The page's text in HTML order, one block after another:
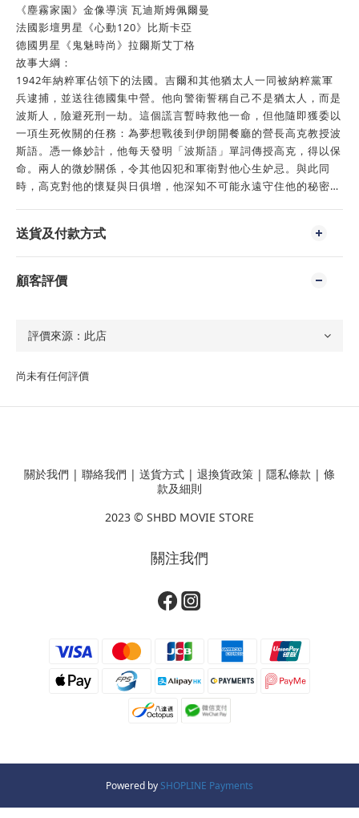
《塵霧家園》金像導演 瓦迪斯姆佩爾曼
法國影壇男星《心動120》比斯卡亞
德國男星《鬼魅時尚》拉爾斯艾丁格
故事大綱：
1942年納粹軍佔領下的法國。吉爾和其他猶太人一同被納粹黨軍
兵逮捕，並送往德國集中營。他向警衛誓稱自己不是猶太人，而是
波斯人，險避死刑一劫。這個謊言暫時救他一命，但他隨即獲委以
一項生死攸關的任務：為夢想戰後到伊朗開餐廳的營長高克教授波
斯語。憑一條妙計，他每天發明「波斯語」單詞傳授高克，得以保
命。兩人的微妙關係，令其他囚犯和軍衛對他心生妒忌。與此同
時，高克對他的懷疑與日俱增，他深知不可能永遠守住他的秘密…
送貨及付款方式
顧客評價
尚未有任何評價
關於我們 | 聯絡我們 | 送貨方式 | 退換貨政策 | 隱私條款 | 條
款及細則
2023 © SHBD MOVIE STORE
關注我們
Powered by SHOPLINE Payments